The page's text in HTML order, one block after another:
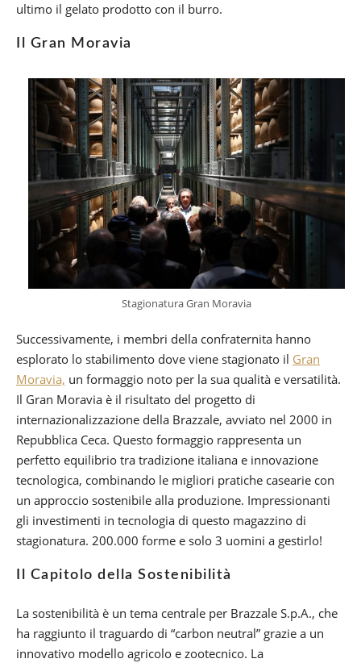
ultimo il gelato prodotto con il burro.
Il Gran Moravia
Stagionatura Gran Moravia
Successivamente, i membri della confraternita hanno
esplorato lo stabilimento dove viene stagionato il Gran
Moravia, un formaggio noto per la sua qualità e versatilità.
Il Gran Moravia è il risultato del progetto di
internazionalizzazione della Brazzale, avviato nel 2000 in
Repubblica Ceca. Questo formaggio rappresenta un
perfetto equilibrio tra tradizione italiana e innovazione
tecnologica, combinando le migliori pratiche casearie con
un approccio sostenibile alla produzione. Impressionanti
gli investimenti in tecnologia di questo magazzino di
stagionatura. 200.000 forme e solo 3 uomini a gestirlo!
Il Capitolo della Sostenibilità
La sostenibilità è un tema centrale per Brazzale S.p.A., che
ha raggiunto il traguardo di “carbon neutral” grazie a un
innovativo modello agricolo e zootecnico. La